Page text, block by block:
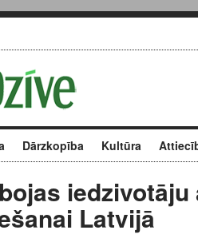
Dārzkopība Kultūra
Latvijā